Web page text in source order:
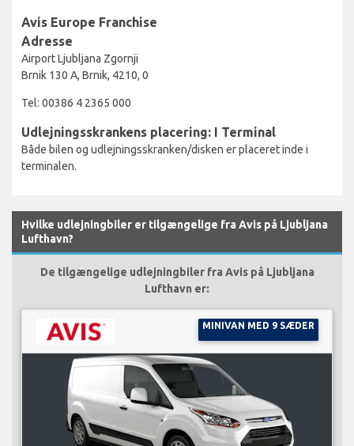
Avis Europe Franchise
Adresse
Airport Ljubljana Zgornji
Brnik 130 A, Brnik, 4210, 0
Tel: 00386 4 2365 000
Udlejningsskrankens placering: I Terminal
Både bilen og udlejningsskranken/disken er placeret inde i
terminalen.
Hvilke udlejningbiler er tilgængelige fra Avis på Ljubljana
Lufthavn?
De tilgængelige udlejningbiler fra Avis på Ljubljana
Lufthavn er:
MINIVAN MED 9 SÆDER